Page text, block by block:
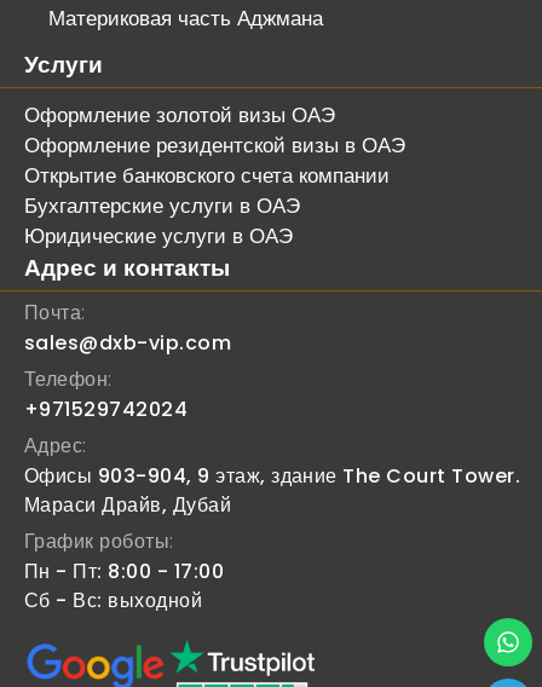
Материковая часть Аджмана
Услуги
Оформление золотой визы ОАЭ
Оформление резидентской визы в ОАЭ
Открытие банковского счета компании
Бухгалтерские услуги в ОАЭ
Юридические услуги в ОАЭ
Адрес и контакты
Почта:
sales@dxb-vip.com
Телефон:
+971529742024
Адрес:
Офисы 903-904, 9 этаж, здание The Court Tower.
Мараси Драйв, Дубай
График роботы:
Пн - Пт: 8:00 - 17:00
Сб - Вс: выходной